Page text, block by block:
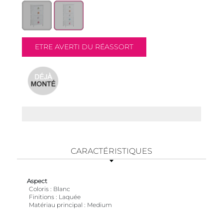
CARACTÉRISTIQUES
Aspect
Coloris
Blanc
Finitions
Laquée
Matériau principal
Medium